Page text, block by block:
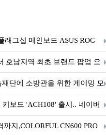
래그십 메인보드 ASUS ROG
출시 예정
호남지역 최초 브랜드 팝업 오
단에 소방관을 위한 게이밍 모
보드 'ACH108' 출시.. 네이버
지,COLORFUL CN600 PRO